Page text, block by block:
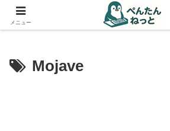
PCやガジェットの備忘録
Mojave
メニュー